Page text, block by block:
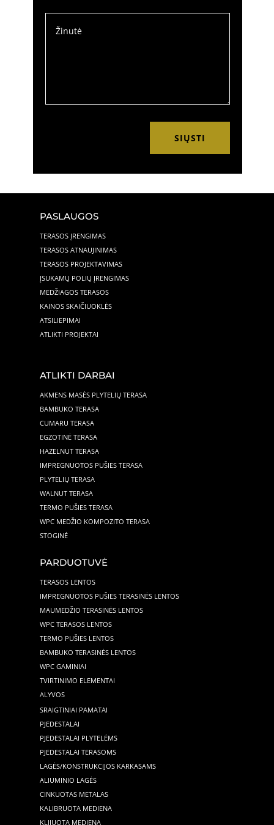
SIŲSTI
PASLAUGOS
TERASOS ĮRENGIMAS
TERASOS ATNAUJINIMAS
TERASOS PROJEKTAVIMAS
ĮSUKAMŲ POLIŲ ĮRENGIMAS
MEDŽIAGOS TERASOS
KAINOS SKAIČIUOKLĖS
ATSILIEPIMAI
ATLIKTI PROJEKTAI
ATLIKTI DARBAI
AKMENS MASĖS PLYTELIŲ TERASA
BAMBUKO TERASA
CUMARU TERASA
EGZOTINĖ TERASA
HAZELNUT TERASA
IMPREGNUOTOS PUŠIES TERASA
PLYTELIŲ TERASA
WALNUT TERASA
TERMO PUŠIES TERASA
WPC MEDŽIO KOMPOZITO TERASA
STOGINĖ
PARDUOTUVĖ
TERASOS LENTOS
IMPREGNUOTOS PUŠIES TERASINĖS LENTOS
MAUMEDŽIO TERASINĖS LENTOS
WPC TERASOS LENTOS
TERMO PUŠIES LENTOS
BAMBUKO TERASINĖS LENTOS
WPC GAMINIAI
TVIRTINIMO ELEMENTAI
ALYVOS
SRAIGTINIAI PAMATAI
PJEDESTALAI
PJEDESTALAI PLYTELĖMS
PJEDESTALAI TERASOMS
LAGĖS/KONSTRUKCIJOS KARKASAMS
ALIUMINIO LAGĖS
CINKUOTAS METALAS
KALIBRUOTA MEDIENA
KLIJUOTA MEDIENA